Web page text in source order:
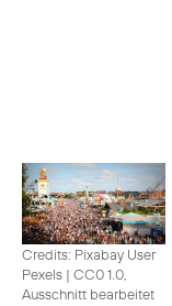
Credits: Pixabay User
Pexels | CC0 1.0,
Ausschnitt bearbeitet